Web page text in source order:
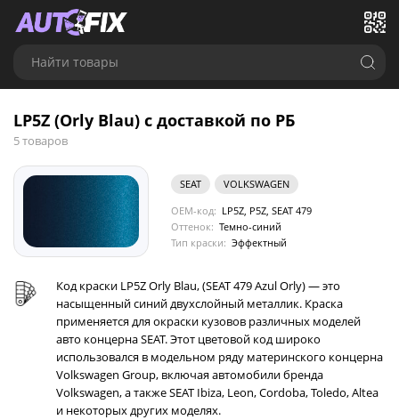
Найти товары
LP5Z (Orly Blau) с доставкой по РБ
5 товаров
SEAT
VOLKSWAGEN
OEM-код: LP5Z, P5Z, SEAT 479
Оттенок: Темно-синий
Тип краски: Эффектный
Код краски LP5Z Orly Blau, (SEAT 479 Azul Orly) — это
насыщенный синий двухслойный металлик. Краска
применяется для окраски кузовов различных моделей
авто концерна SEAT. Этот цветовой код широко
использовался в модельном ряду материнского концерна
Volkswagen Group, включая автомобили бренда
Volkswagen, а также SEAT Ibiza, Leon, Cordoba, Toledo, Altea
и некоторых других моделях.